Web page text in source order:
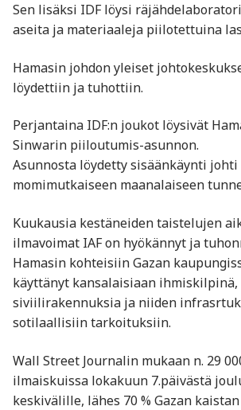
Sen lisäksi IDF löysi
aseita ja materiaaleja piilotettuina
Hamasin johdon yleiset
löydettiin ja tuhottiin.
Perjantaina IDF:n joukot löysivät
Sinwarin piiloutumis-asunnon.
Asunnosta löydetty sisäänkäynti johti
momimutkaiseen maanalaiseen
Kuukausia kestäneiden taistelujen
ilmavoimat IAF on hyökännyt ja
Hamasin kohteisiin Gazan
käyttänyt kansalaisiaan ihmiskilpinä,
siviilirakennuksia ja niiden
sotilaallisiin tarkoituksiin.
Wall Street Journalin mukaan n. 29
ilmaiskuissa lokakuun 7.päivästä
keskivälille, lähes 70 % Gazan